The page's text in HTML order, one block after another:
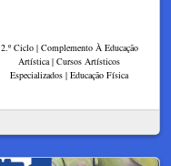
2.º Ciclo | Complemento À Educação
Artística | Cursos Artísticos
Especializados | Educação Física